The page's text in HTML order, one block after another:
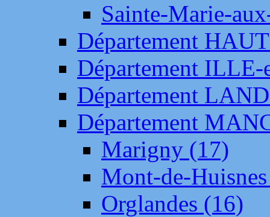
Sainte-Marie-
Département
Département
Département
Département
Marigny (17)
Mont-de-
Orglandes (16)